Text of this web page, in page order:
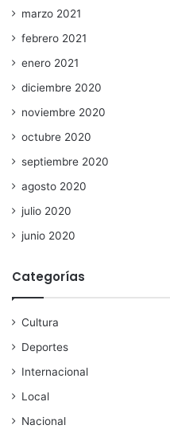
marzo 2021
febrero 2021
enero 2021
diciembre 2020
noviembre 2020
octubre 2020
septiembre 2020
agosto 2020
julio 2020
junio 2020
Categorías
Cultura
Deportes
Internacional
Local
Nacional